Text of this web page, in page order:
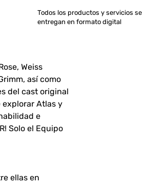
Todos los productos y servicios se
entregan en formato digital
Weiss
así como
del cast original
explorar Atlas y
e
Solo el Equipo
ellas en